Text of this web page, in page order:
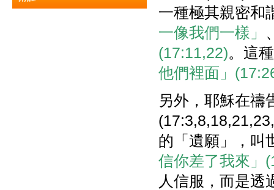
一種極其親密和
一像我們一樣」
(17:11,22)。這
他們裡面」
另外，耶穌在禱
的「遺願」，叫
信你差了我來」
人信服，而是透